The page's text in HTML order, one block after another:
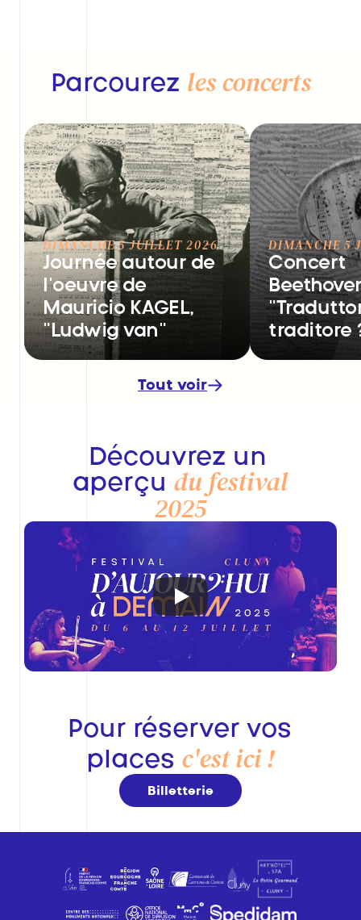
Parcourez les concerts
DIMANCHE 5 JUILLET 2026
Journée autour de
l’oeuvre de
Mauricio KAGEL,
"Ludwig van"
DIMANCHE 5
Concert
traditore
Tout voir
Découvrez un
aperçu du festival
2025
Pour réserver vos
places c'est ici !
Billetterie